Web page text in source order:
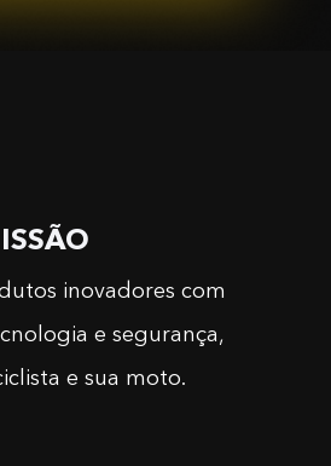
inovadores com
e segurança,
e sua moto.